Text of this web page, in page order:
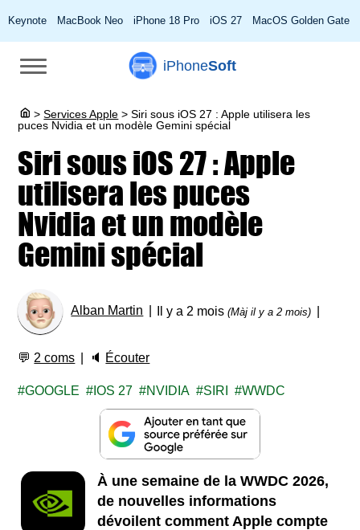
Keynote MacBook Neo iPhone 18 Pro iOS 27 MacOS Golden Gate
iPhoneSoft
> Services Apple > Siri sous iOS 27 : Apple utilisera les
puces Nvidia et un modèle Gemini spécial
Siri sous iOS 27 : Apple
utilisera les puces
Nvidia et un modèle
Gemini spécial
Alban Martin Il y a 2 mois(Màj il y a 2 mois)
💬 2 coms 🔈 Écouter
GOOGLE IOS 27 NVIDIA SIRI WWDC
À une semaine de la WWDC 2026,
de nouvelles informations
dévoilent comment Apple compte